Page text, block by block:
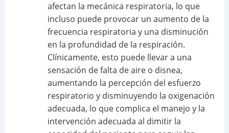
afectan la mecánica respiratoria, lo que
incluso puede provocar un aumento de la
frecuencia respiratoria y una disminución
en la profundidad de la respiración.
Clínicamente, esto puede llevar a una
sensación de falta de aire o disnea,
aumentando la percepción del esfuerzo
respiratorio y disminuyendo la oxigenación
adecuada, lo que complica el manejo y la
intervención adecuada al dimitir la